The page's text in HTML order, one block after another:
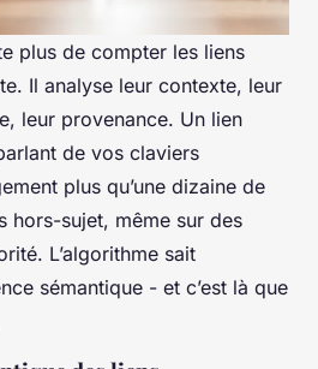
plus de compter les liens
Il analyse leur contexte, leur
leur provenance. Un lien
de vos claviers
plus qu’une dizaine de
hors-sujet, même sur des
L’algorithme sait
sémantique - et c’est là que